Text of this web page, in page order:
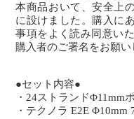
本商品おいて、安全上
に設けました。購入に
事項をよく読み同意い
購入者のご署名をお願い
●セット内容●
・24ストランドΦ11mm
・テクノラ E2E Φ10mm